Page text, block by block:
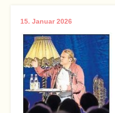
15. Januar 2026